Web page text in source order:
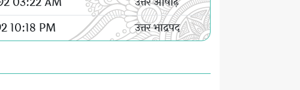
10:18 PM उत्तर भाद्रपद